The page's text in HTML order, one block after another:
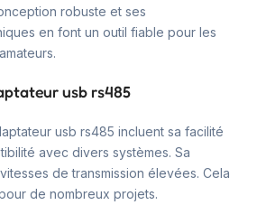
robuste et ses
en font un outil fiable pour les
usb rs485
usb rs485 incluent sa facilité
avec divers systèmes. Sa
de transmission élevées. Cela
de nombreux projets.